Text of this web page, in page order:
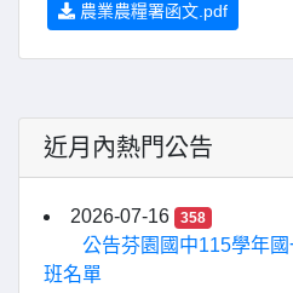
農業農糧署函文.pdf
近月內熱門公告
2026-07-16 358
公告芬園國中115學年
班名單